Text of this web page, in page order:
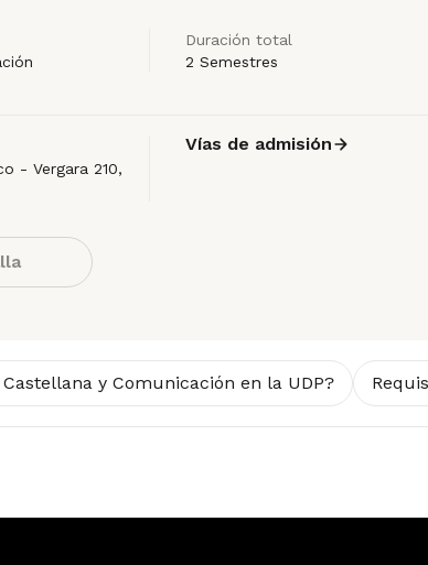
Duración total
2 Semestres
- Vergara 210,
Vías de admisión
y Comunicación en la UDP?